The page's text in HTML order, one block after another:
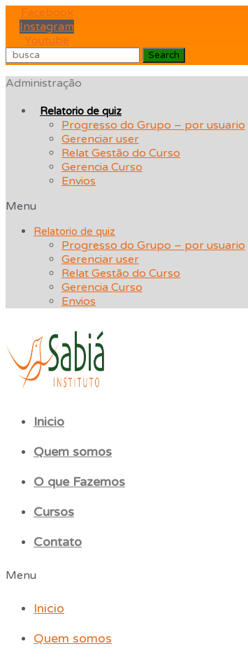
Skip
content
Facebook
Instagram
Youtube
Search
Administração
Relatorio de quiz
Progresso do Grupo – por usuario
Gerenciar user
Relat Gestão do Curso
Gerencia Curso
Envios
Menu
Relatorio de quiz
Progresso do Grupo – por usuario
Gerenciar user
Relat Gestão do Curso
Gerencia Curso
Envios
Inicio
Quem somos
O que Fazemos
Cursos
Contato
Menu
Inicio
Quem somos